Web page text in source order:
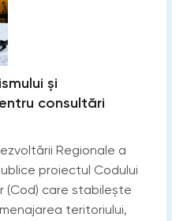
și
consultări
Regionale a
proiectul Codului
(Cod) care stabilește
teritoriului,